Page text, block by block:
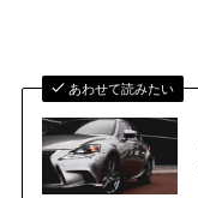
あわせて読みたい